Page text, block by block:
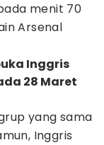
menit 70
Arsenal
Inggris
28 Maret
yang sama
Inggris